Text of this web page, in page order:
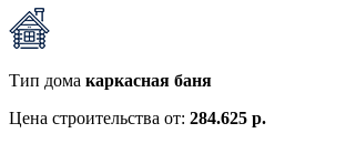
Тип дома каркасная баня
Цена строительства от: 284.625 р.